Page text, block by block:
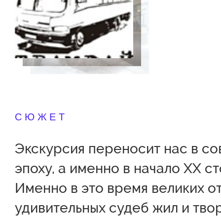
СЮЖЕТ
Экскурсия переносит нас в
эпоху, а именно в начало XX
Именно в это время великих
удивительных судеб жил и